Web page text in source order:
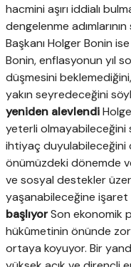
hacmini aşırı iddialı
dengelenme
Başkanı Holger Bonin
Bonin, enflasyonun yıl
düşmesini
yakın seyredeceğini
yeniden alevlendi
yeterli olmayabileceğini
ihtiyaç duyulabileceğini
önümüzdeki dönemde
ve sosyal destekler
yaşanabileceğine işaret
başlıyorSon ekonomik
hükûmetinin önünde
ortaya koyuyor. Bir